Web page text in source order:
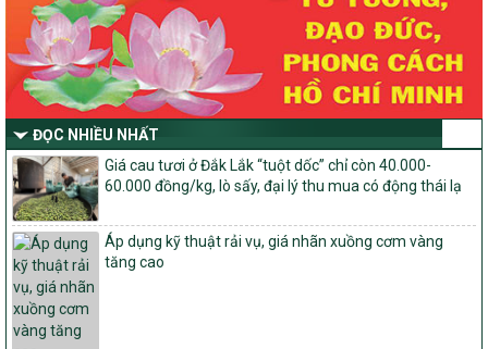
Thông tư Số 23/2026/TT-BNNMT
Thông tư Hướng dẫn thực hiện một số nội dung Chương trình
mục tiêu quốc gia xây dựng nông thôn mới, giảm nghèo bền
vững và phát triển kinh tế – xã hội vùng đồng bào dân tộc thiểu
số và miền núi giai đoạn 2026-2030 thuộc phạm vi quản lý nhà
nước của Bộ Nông nghiệp và Môi trường
Quyết định số: 26/2026/QĐ-TTg
Quyết định ban hành Bộ tiêu chí và quy trình đánh giá, phân hạng
sản phẩm Mỗi xã một sản phẩm
số: 19/2026/QĐ-TTg
Quy định điều kiện, trình tự, thủ tục, hồ sơ xét, công nhận, công bố
và thu hồi quyết định công nhận xã đạt chuẩn nông thôn mới, xã
đạt nông thôn mới hiện đại và tỉnh, thành phố hoàn thành nhiệm
vụ xây dựng nông thôn mới giai đoạn 2026 – 2030
Quyết định số 16/2026/QĐ-TTg
ĐỌC NHIỀU NHẤT
Giá cau tươi ở Đắk Lắk “tuột dốc” chỉ còn 40.000-
60.000 đồng/kg, lò sấy, đại lý thu mua có động thái lạ
Áp dụng kỹ thuật rải vụ, giá nhãn xuồng cơm vàng
tăng cao